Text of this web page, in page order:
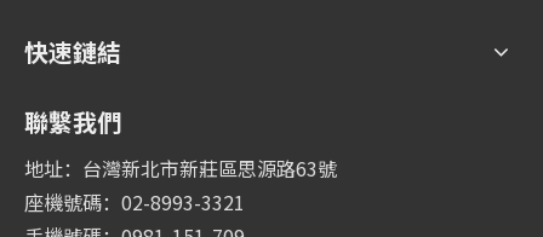
快速鏈結
聯繫我們
地址：台灣新北市新莊區思源路63號
座機號碼：02-8993-3321